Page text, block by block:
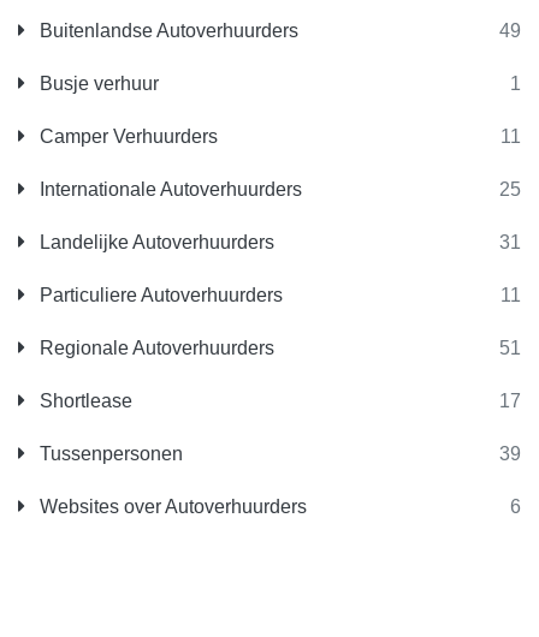
Buitenlandse Autoverhuurders 49
Busje verhuur 1
Camper Verhuurders 11
Internationale Autoverhuurders 25
Landelijke Autoverhuurders 31
Particuliere Autoverhuurders 11
Regionale Autoverhuurders 51
Shortlease 17
Tussenpersonen 39
Websites over Autoverhuurders 6